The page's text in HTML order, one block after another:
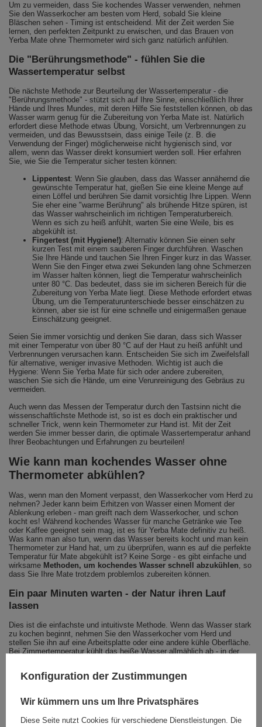
Um zu vermeiden, dass Sie kochendes Wasser verwenden, nehmen
Sie den Wasserkocher am besten vom Herd, sobald Sie kleine
Bläschen sehen - Timing ist entscheidend. Mit der Zeit werden Sie
lernen, den perfekten Zeitpunkt zu erwischen, und das Brauen von
Yerba Mate ohne Thermometer wird sich ganz natürlich anfühlen.
Die "Berührungsmethode" - fühlen Sie die
Wassertemperatur selbst
Die nächste Methode zur Beurteilung der Wassertemperatur - die
"Berührungsmethode" - stützt sich auf Ihre Sinne, einschließlich Ihrer
Hände und Ihres Mundes, mit deren Hilfe Sie feststellen können, ob das
Wasser warm genug für die Zubereitung von Yerba Mate ist. Natürlich
erfordert diese Methode etwas Übung, Vorsicht, um Verbrennungen zu
vermeiden, und das Bewusstsein, dass einige Teile (z. B. die
Verwendung der Finger) möglicherweise nicht hygienisch sind, vor
allem, wenn das Wasser direkt konsumiert werden soll. Hier erfahren
Sie, wie Sie die Temperatur sicher testen können:
Lippentest: Wenn Sie glauben, dass das Wasser annähernd die
gewünschte Temperatur hat, gießen Sie eine kleine Menge auf
einen Löffel und berühren Sie damit vorsichtig Ihre Lippen. Wenn
Sie eher eine "warme Berührung" als brühende Hitze spüren, ist
das Wasser wahrscheinlich im richtigen Temperaturbereich.
Wenn es sich zu heiß anfühlt, warten Sie eine Weile, bis es
abgekühlt ist.
Fingertest (mit Hygiene!): Alternativ können Sie einen sehr
kurzen Test mit einem sauberen Finger durchführen. Waschen
Sie Ihre Hände und tauchen Sie Ihren Finger kurz in das Wasser.
Wenn Sie den Finger etwa zwei Sekunden lang ohne Schmerzen
im Wasser halten können, liegt die Temperatur wahrscheinlich
unter 80 °C. Das bedeutet, dass sie im sicheren Bereich für die
Zubereitung von Yerba Mate liegt. Diese Methode erfordert etwas
Übung, um die Temperaturunterschiede besser einschätzen zu
können, aber sie ist für eine schnelle und einigermaßen genaue
Einschätzung geeignet.
Seien Sie immer vorsichtig und denken Sie daran, dass sich Wasser
mit einer Temperatur von über 80 °C auf der Haut zu heiß anfühlt und
Verbrennungen verursachen kann. Entscheiden Sie sich im Zweifelsfall
für alternative, weniger invasive Methoden. Wichtig ist auch die
Hygiene: Wenn Sie Yerba Mate für sich oder andere zubereiten,
waschen Sie sich die Hände, um eine Verunreinigung des Gebräus zu
vermeiden.
Auch wenn das Messen der Temperatur durch den Tastsinn nicht die
wissenschaftlichste Methode ist, so ist es doch ein praktischer und
schneller Trick, wenn kein Thermometer zur Hand ist. Mit der Zeit
werden Sie immer besser darin, die optimale Wassertemperatur anhand
Ihrer Beobachtungen und Erfahrungen zu beurteilen!
Wie kann man kochendes Wasser ohne
Thermometer abkühlen?
Was, wenn man den Moment verpasst, den Wasserkocher vom Herd zu
nehmen? Jeder kann beim Erhitzen von Wasser einen Moment der
Ablenkung erleben - man greift nach dem Wasserkocher, und schon
kocht es! Während kochendes Wasser für manche Getränke wie Tee
oder Kaffee geeignet sein mag, ist es für Yerba Mate definitiv zu heiß.
Was kann man also tun, wenn das Wasser bereits kocht und man kein
Thermometer zur Hand hat, um zu überprüfen, wann es auf die perfekte
Temperatur für Mate abgekühlt ist? Keine Sorge - es gibt einfache und
wirksame Methoden, um kochendes Wasser schnell abzukühlen, so
dass Sie Ihre Mate trotzdem problemlos zubereiten können.
Ein paar Minuten warten - der Natur ihren Lauf
lassen
Dies ist die einfachste und intuitivste Methode. Wenn das Wasser stark
zu kochen beginnt, nehmen Sie den Wasserkocher vom Herd und
stellen Sie ihn auf eine Arbeitsplatte oder eine andere kühle Oberfläche.
Bei Zimmertemperatur kühlt das heiße Wasser allmählich ab - in der
Hälfte verkürzen, indem Sie den Deckel des Wasserkochers abnehmen.
den meisten Fällen ist diese Methode sicher.
Ein hilfreicher Anhaltspunkt ist die Dampfabgabe des Wassers. Wenn
Konfiguration der Zustimmungen
Wir kümmern uns um Ihre Privatsphäres
Diese Seite nutzt Cookies für verschiedene Dienstleistungen. Die